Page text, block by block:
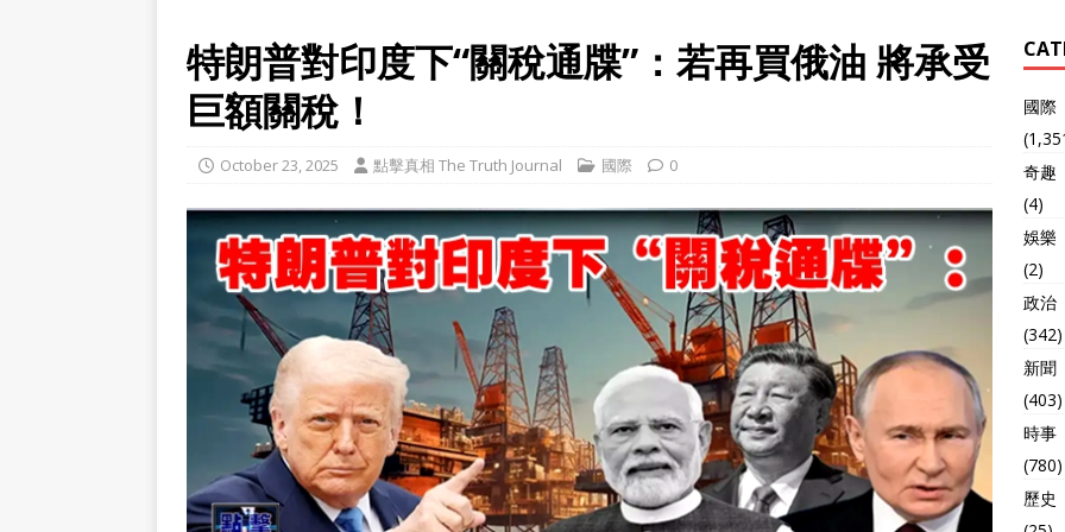
特朗普對印度下“關稅通牒”：若再買俄油 將承受
巨額關稅！
October 23, 2025 點擊真相 The Truth Journal 國際 0
國際
奇趣
(4)
娛樂
(2)
政治
(342)
新聞
(403)
時事
(780)
歷史